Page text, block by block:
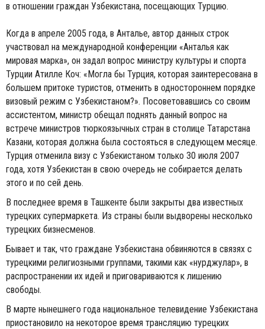
в отношении граждан Узбекистана, посещающих Турцию.
Когда в апреле 2005 года, в Анталье, автор данных строк
участвовал на международной конференции «Анталья как
мировая марка», он задал вопрос министру культуры и спорта
Турции Атилле Коч: «Могла бы Турция, которая заинтересована в
большем притоке туристов, отменить в одностороннем порядке
визовый режим с Узбекистаном?». Посоветовавшись со своим
ассистентом, министр обещал поднять данный вопрос на
встрече министров тюркоязычных стран в столице Татарстана
Казани, которая должна была состояться в следующем месяце.
Турция отменила визу с Узбекистаном только 30 июля 2007
года, хотя Узбекистан в свою очередь не собирается делать
этого и по сей день.
В последнее время в Ташкенте были закрыты два известных
турецких супермаркета. Из страны были выдворены несколько
турецких бизнесменов.
Бывает и так, что граждане Узбекистана обвиняются в связях с
турецкими религиозными группами, такими как «нурджулар», в
распространении их идей и приговариваются к лишению
свободы.
В марте нынешнего года национальное телевидение Узбекистана
приостановило на некоторое время трансляцию турецких